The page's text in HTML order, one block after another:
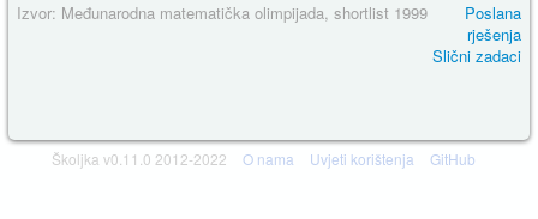
Izvor: Međunarodna matematička olimpijada, shortlist 1999
Poslana
rješenja
Slični zadaci
Školjka v0.11.0 2012-2022 O nama Uvjeti korištenja GitHub